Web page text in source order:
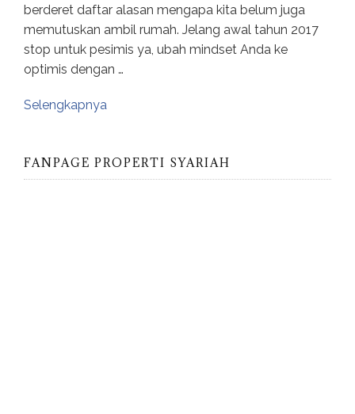
berderet daftar alasan mengapa kita belum juga
memutuskan ambil rumah. Jelang awal tahun 2017
stop untuk pesimis ya, ubah mindset Anda ke
optimis dengan …
Selengkapnya
FANPAGE PROPERTI SYARIAH